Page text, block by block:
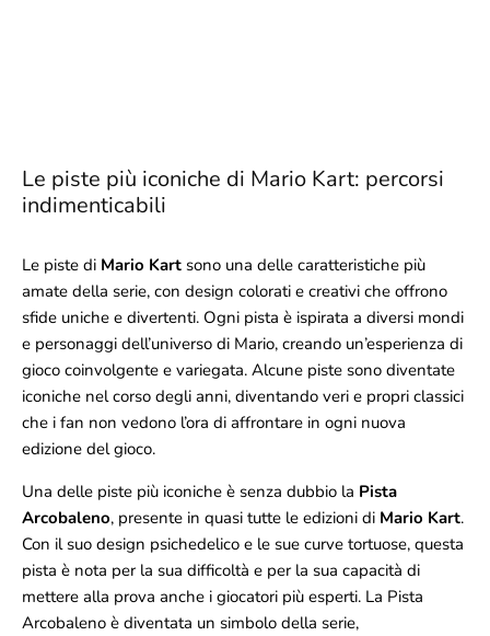
Le piste più iconiche di Mario Kart: percorsi
indimenticabili
Le piste di Mario Kart sono una delle caratteristiche più
amate della serie, con design colorati e creativi che offrono
sfide uniche e divertenti. Ogni pista è ispirata a diversi mondi
e personaggi dell’universo di Mario, creando un’esperienza di
gioco coinvolgente e variegata. Alcune piste sono diventate
iconiche nel corso degli anni, diventando veri e propri classici
che i fan non vedono l’ora di affrontare in ogni nuova
edizione del gioco.
Una delle piste più iconiche è senza dubbio la Pista
Arcobaleno, presente in quasi tutte le edizioni di Mario Kart.
Con il suo design psichedelico e le sue curve tortuose, questa
pista è nota per la sua difficoltà e per la sua capacità di
mettere alla prova anche i giocatori più esperti. La Pista
Arcobaleno è diventata un simbolo della serie,